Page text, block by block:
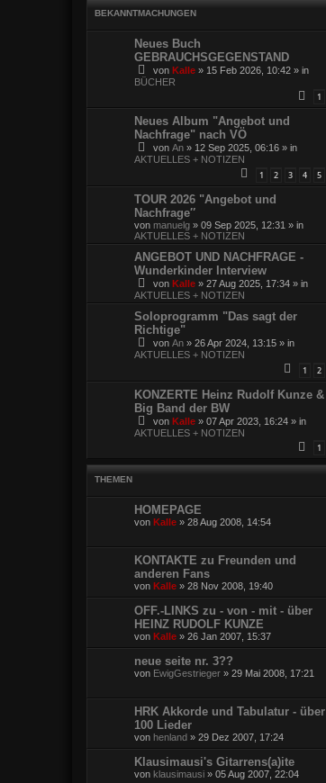
BEKANNTMACHUNGEN
Neues Buch
GEBRAUCHSGEGENSTAND
von Kalle » 15 Feb 2026, 10:42 » in
BÜCHER
1
Neues Album "Angebot und
Nachfrage" nach VÖ
von An » 12 Sep 2025, 06:16 » in
AKTUELLES + NOTIZEN
1 2 3 4 5
TOUR 2026 "Angebot und
Nachfrage″
von manuelg » 09 Sep 2025, 12:31 » in
AKTUELLES + NOTIZEN
ANGEBOT UND NACHFRAGE -
Wunderkinder Interview
von Kalle » 27 Aug 2025, 17:34 » in
AKTUELLES + NOTIZEN
Soloprogramm "Das sagt der
Richtige"
von An » 26 Apr 2024, 13:15 » in
AKTUELLES + NOTIZEN
1 2
KONZERTE Heinz Rudolf Kunze &
Big Band der BW
von Kalle » 07 Apr 2023, 16:24 » in
AKTUELLES + NOTIZEN
1
THEMEN
HOMEPAGE
von Kalle » 28 Aug 2008, 14:54
KONTAKTE zu Freunden und
anderen Fans
von Kalle » 28 Nov 2008, 19:40
OFF.-LINKS zu - von - mit - über
HEINZ RUDOLF KUNZE
von Kalle » 26 Jan 2007, 15:37
neue seite nr. 3??
von EwigGestrieger » 29 Mai 2008, 17:21
HRK Akkorde und Tabulatur - über
100 Lieder
von henland » 29 Dez 2007, 17:24
Klausimausi's Gitarrens(a)ite
von klausimausi » 05 Aug 2007, 22:04